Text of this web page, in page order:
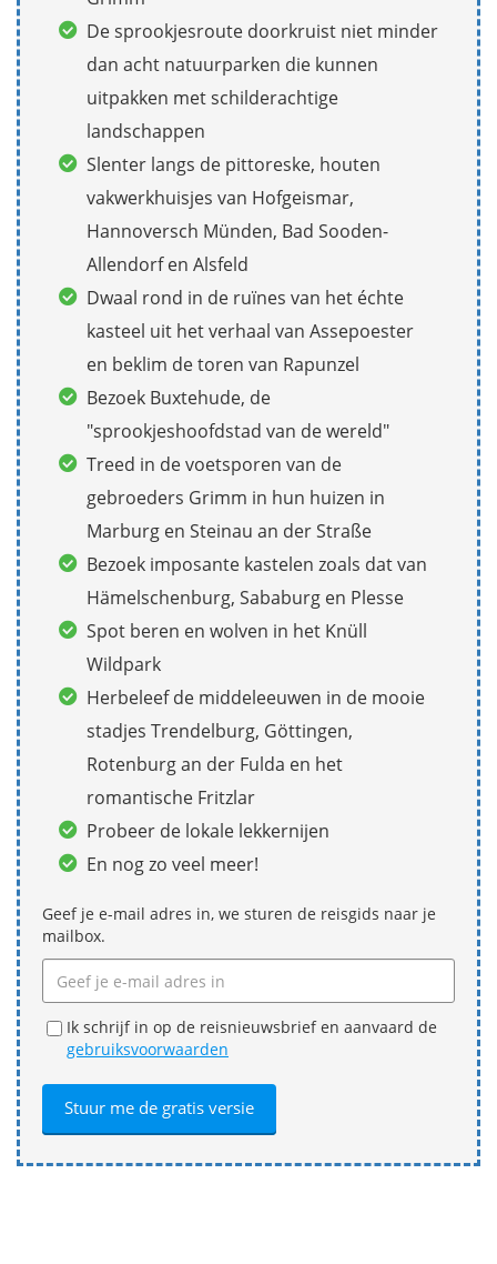
De sprookjesroute doorkruist niet minder
dan acht natuurparken die kunnen
uitpakken met schilderachtige
landschappen
Slenter langs de pittoreske, houten
vakwerkhuisjes van Hofgeismar,
Hannoversch Münden, Bad Sooden-
Allendorf en Alsfeld
Dwaal rond in de ruïnes van het échte
kasteel uit het verhaal van Assepoester
en beklim de toren van Rapunzel
Bezoek Buxtehude, de
"sprookjeshoofdstad van de wereld"
Treed in de voetsporen van de
gebroeders Grimm in hun huizen in
Marburg en Steinau an der Straße
Bezoek imposante kastelen zoals dat van
Hämelschenburg, Sababurg en Plesse
Spot beren en wolven in het Knüll
Wildpark
Herbeleef de middeleeuwen in de mooie
stadjes Trendelburg, Göttingen,
Rotenburg an der Fulda en het
romantische Fritzlar
Probeer de lokale lekkernijen
En nog zo veel meer!
Geef je e-mail adres in, we sturen de reisgids naar je
mailbox.
Ik schrijf in op de reisnieuwsbrief en aanvaard de
gebruiksvoorwaarden